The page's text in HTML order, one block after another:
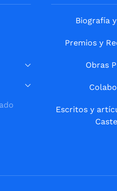
Biografía
Premios y
Obras
Escritos y